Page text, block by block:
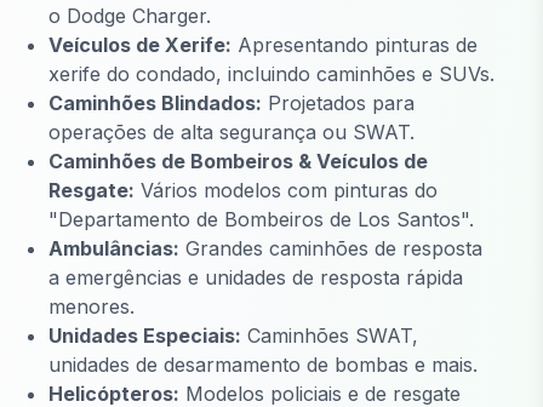
o Dodge Charger.
Veículos de Xerife: Apresentando pinturas de
xerife do condado, incluindo caminhões e SUVs.
Caminhões Blindados: Projetados para
operações de alta segurança ou SWAT.
Caminhões de Bombeiros & Veículos de
Resgate: Vários modelos com pinturas do
"Departamento de Bombeiros de Los Santos".
Ambulâncias: Grandes caminhões de resposta
a emergências e unidades de resposta rápida
menores.
Unidades Especiais: Caminhões SWAT,
unidades de desarmamento de bombas e mais.
Helicópteros: Modelos policiais e de resgate